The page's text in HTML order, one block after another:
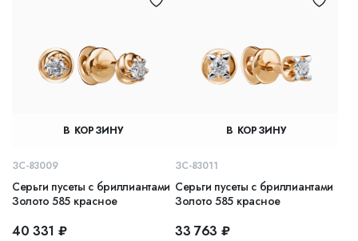
В КОРЗИНУ
ЗС-83009
Серьги пусеты с бриллиантами
Золото 585 красное
40 331 ₽
В КОРЗИНУ
ЗС-83011
Серьги пусеты с бриллиантами
Золото 585 красное
33 763 ₽